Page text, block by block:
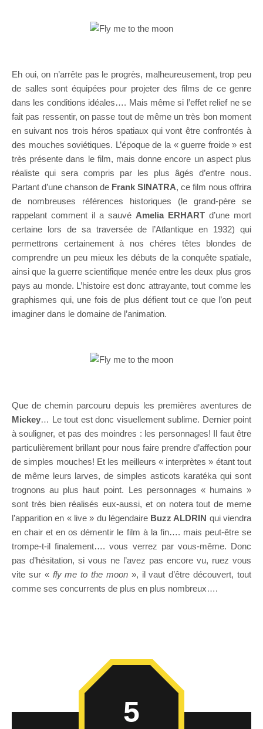
Eh oui, on n’arrête pas le progrès, malheureusement, trop peu
de salles sont équipées pour projeter des films de ce genre
dans les conditions idéales…. Mais même si l’effet relief ne se
fait pas ressentir, on passe tout de même un très bon moment
en suivant nos trois héros spatiaux qui vont être confrontés à
des mouches soviétiques. L’époque de la « guerre froide » est
très présente dans le film, mais donne encore un aspect plus
réaliste qui sera compris par les plus âgés d’entre nous.
Partant d’une chanson de Frank SINATRA, ce film nous offrira
de nombreuses références historiques (le grand-père se
rappelant comment il a sauvé Amelia ERHART d’une mort
certaine lors de sa traversée de l’Atlantique en 1932) qui
permettrons certainement à nos chéres têtes blondes de
comprendre un peu mieux les débuts de la conquête spatiale,
ainsi que la guerre scientifique menée entre les deux plus gros
pays au monde. L’histoire est donc attrayante, tout comme les
graphismes qui, une fois de plus défient tout ce que l’on peut
imaginer dans le domaine de l’animation.
Que de chemin parcouru depuis les premières aventures de
Mickey… Le tout est donc visuellement sublime. Dernier point
à souligner, et pas des moindres : les personnages! Il faut être
particulièrement brillant pour nous faire prendre d’affection pour
de simples mouches! Et les meilleurs « interprètes » étant tout
de même leurs larves, de simples asticots karatéka qui sont
trognons au plus haut point. Les personnages « humains »
sont très bien réalisés eux-aussi, et on notera tout de meme
l’apparition en « live » du légendaire Buzz ALDRIN qui viendra
en chair et en os démentir le film à la fin…. mais peut-être se
trompe-t-il finalement…. vous verrez par vous-même. Donc
pas d’hésitation, si vous ne l’avez pas encore vu, ruez vous
vite sur « fly me to the moon », il vaut d’être découvert, tout
comme ses concurrents de plus en plus nombreux….
5